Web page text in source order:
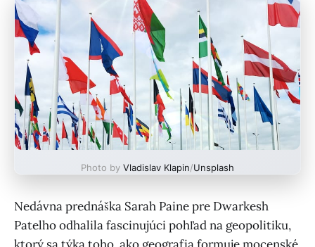
Photo by Vladislav Klapin/Unsplash
Nedávna prednáška Sarah Paine pre Dwarkesh
Patelho odhalila fascinujúci pohľad na geopolitiku,